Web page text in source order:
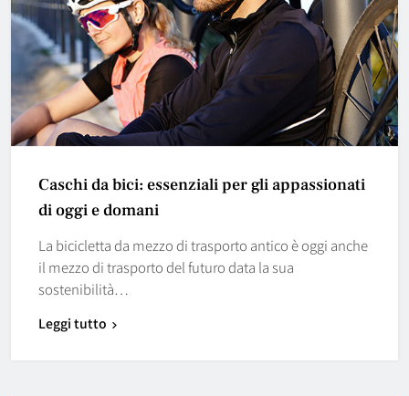
Caschi da bici: essenziali per gli appassionati
di oggi e domani
La bicicletta da mezzo di trasporto antico è oggi anche
il mezzo di trasporto del futuro data la sua
sostenibilità…
Leggi tutto